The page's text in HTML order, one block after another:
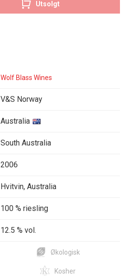
Wolf Blass Wines
V&S Norway
Australia
South Australia
2006
Hvitvin, Australia
100 % riesling
12.5 % vol.
Økologisk
Kosher
Utsolgt